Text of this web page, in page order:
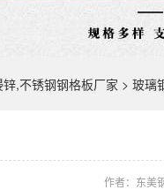
,不锈钢钢格板厂家 > 玻璃
作者：东美